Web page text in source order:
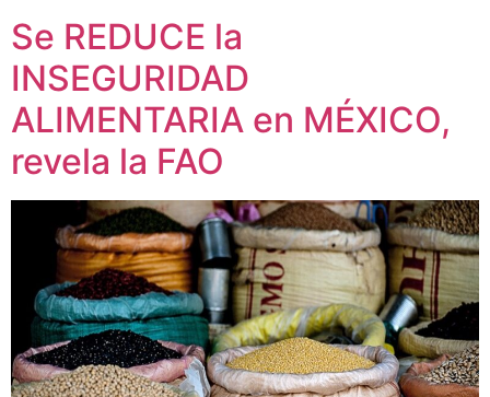
Se REDUCE la
INSEGURIDAD
ALIMENTARIA en MÉXICO,
revela la FAO